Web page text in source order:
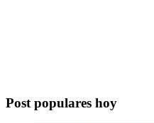
Post populares hoy